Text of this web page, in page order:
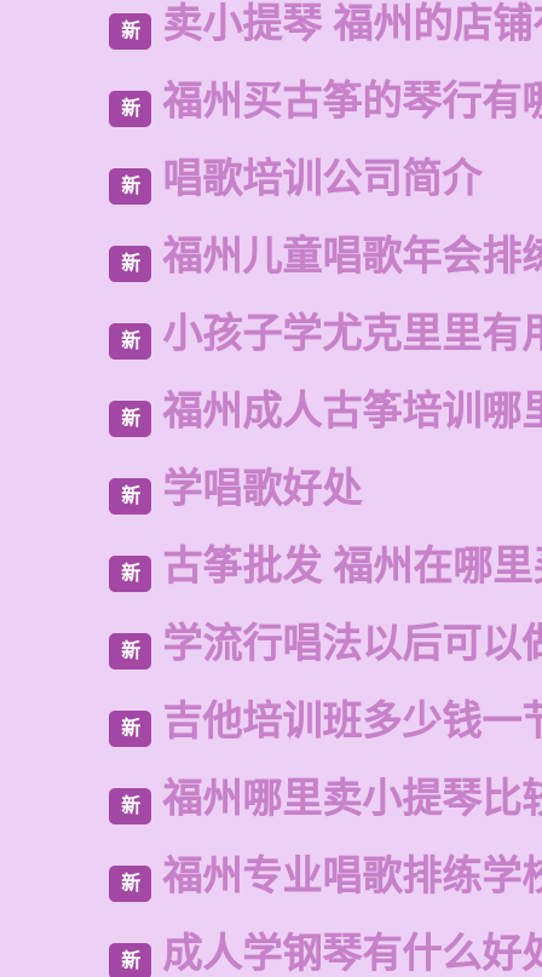
新 卖小提琴 福州的店
新 福州买古筝的琴行有
新 唱歌培训公司简介
新 福州儿童唱歌年会排
新 小孩子学尤克里里有
新 福州成人古筝培训哪
新 学唱歌好处
新 古筝批发 福州在哪
新 学流行唱法以后可以
新 吉他培训班多少钱一
新 福州哪里卖小提琴比
新 福州专业唱歌排练学
新 成人学钢琴有什么好